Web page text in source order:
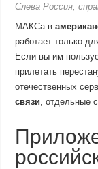
Слева Россия,
МАКСа в
работает только
Если вы им
прилетать
отечественных
связи , отдельные